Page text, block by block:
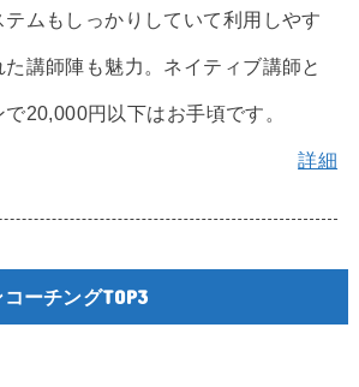
ムもしっかりしていて利用しやす
講師陣も魅力。ネイティブ講師と
20,000円以下はお手頃です。
詳細
ーチングTOP3